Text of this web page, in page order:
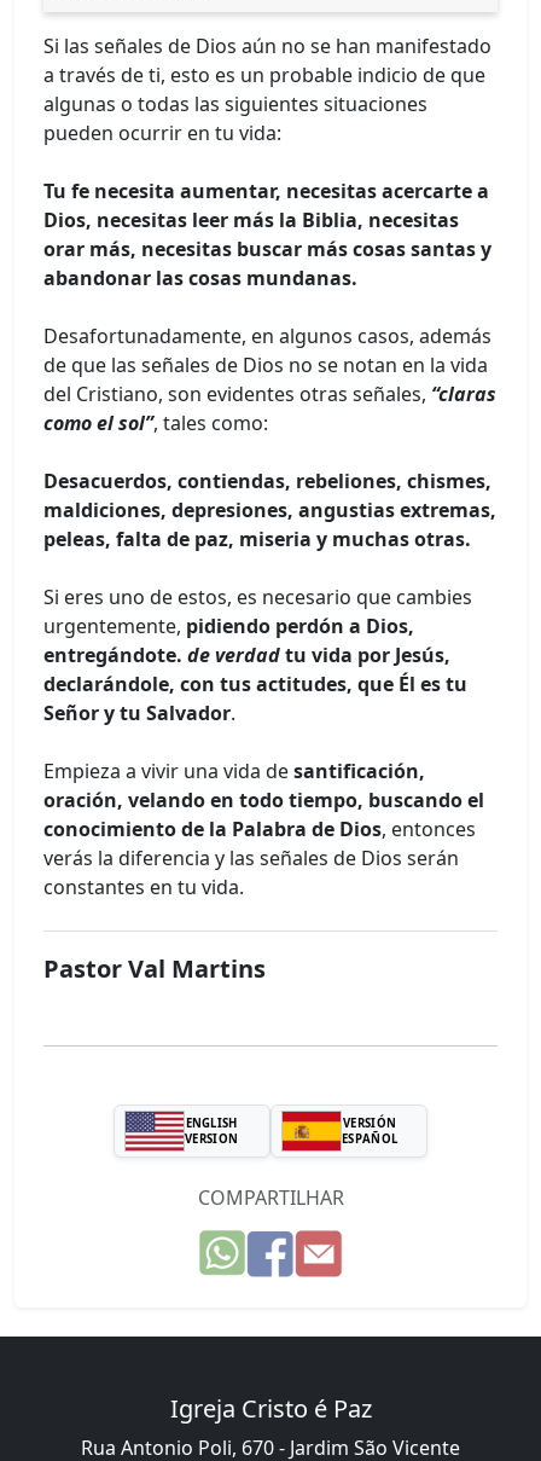
Si las señales de Dios aún no se han manifestado
a través de ti, esto es un probable indicio de que
algunas o todas las siguientes situaciones
pueden ocurrir en tu vida:
Tu fe necesita aumentar, necesitas acercarte a
Dios, necesitas leer más la Biblia, necesitas
orar más, necesitas buscar más cosas santas y
abandonar las cosas mundanas.
Desafortunadamente, en algunos casos, además
de que las señales de Dios no se notan en la vida
del Cristiano, son evidentes otras señales, “claras
como el sol”, tales como:
Desacuerdos, contiendas, rebeliones, chismes,
maldiciones, depresiones, angustias extremas,
peleas, falta de paz, miseria y muchas otras.
Si eres uno de estos, es necesario que cambies
urgentemente, pidiendo perdón a Dios,
entregándote. de verdadtu vida por Jesús,
declarándole, con tus actitudes, que Él es tu
Señor y tu Salvador.
Empieza a vivir una vida desantificación,
oración, velando en todo tiempo, buscando el
conocimiento de la Palabra de Dios, entonces
verás la diferencia y las señales de Dios serán
constantes en tu vida.
Pastor Val Martins
ENGLISH
VERSION
VERSIÓN
ESPAÑOL
COMPARTILHAR
Igreja Cristo é Paz
Rua Antonio Poli, 670 - Jardim São Vicente